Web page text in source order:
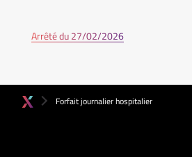
Arrêté du 27/02/2026
Forfait journalier hospitalier